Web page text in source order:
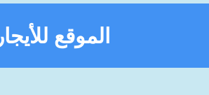
الموقع للأيجار